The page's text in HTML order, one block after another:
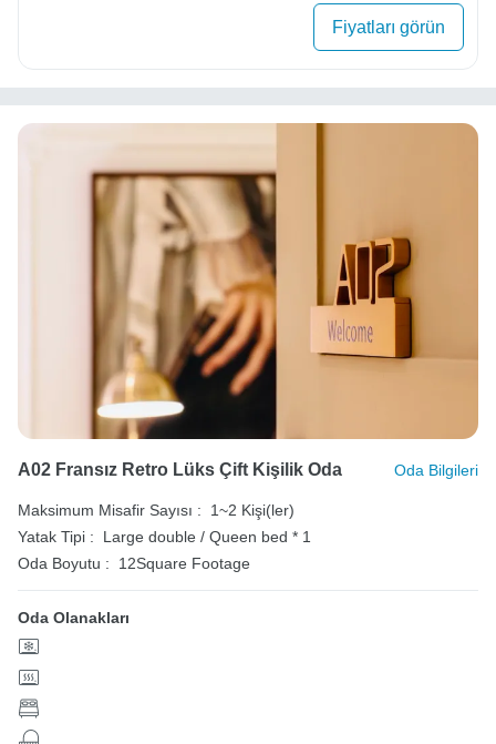
Fiyatları görün
A02 Fransız Retro Lüks Çift Kişilik Oda Oda Bilgileri
Maksimum Misafir Sayısı :
1~2 Kişi(ler)
Yatak Tipi :
Large double / Queen bed * 1
Oda Boyutu :
12Square Footage
Oda Olanakları